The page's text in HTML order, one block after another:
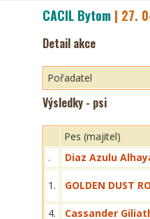
CACIL Bytom | 27.
Detail akce
Pořadatel
Výsledky - psi
Pes (majitel)
.
Diaz Azulu
1. GOLDEN DUST
4. Cassander